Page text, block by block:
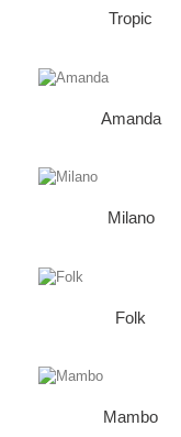
Tropic
Amanda
Milano
Folk
Mambo